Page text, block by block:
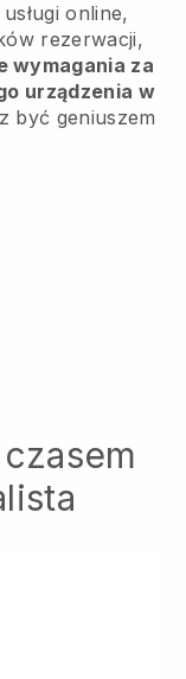
online,
rezerwacji,
wymagania za
urządzenia w
być geniuszem